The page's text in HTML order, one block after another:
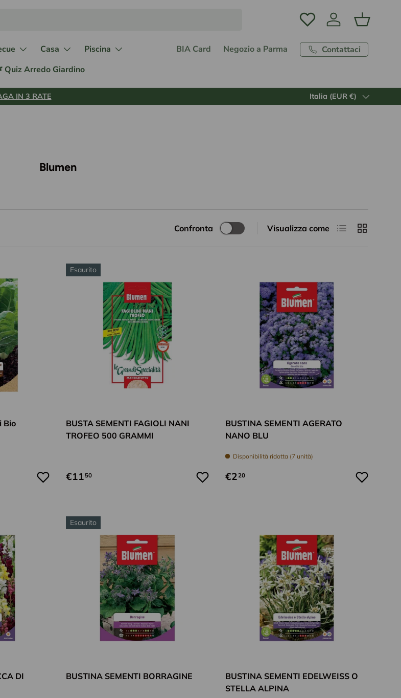
Accedi Carrello
Casa
Piscina
Quiz Arredo Giardino
BIA Card Negozio a Parma Contattaci
IN 3 RATE Paese/Regione
Italia (EUR €)
Blumen
Confronta Visualizza come ElencoGriglia
Bio
Esaurito
BUSTA SEMENTI FAGIOLI NANI
TROFEO 500 GRAMMI
€11 50
BUSTINA SEMENTI AGERATO
NANO BLU
Disponibilità ridotta (7 unità)
€2 20
DI
Esaurito
BUSTINA SEMENTI BORRAGINE
BUSTINA SEMENTI EDELWEISS O
STELLA ALPINA